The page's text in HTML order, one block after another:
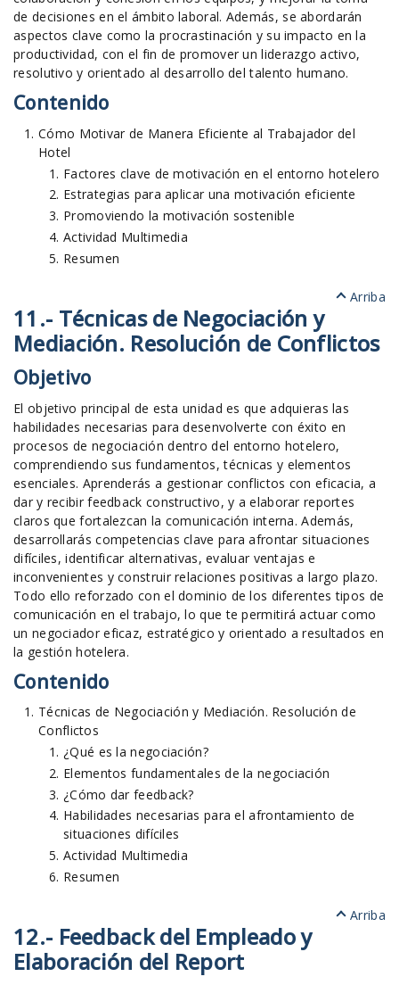
de decisiones en el ámbito laboral. Además, se abordarán
aspectos clave como la procrastinación y su impacto en la
productividad, con el fin de promover un liderazgo activo,
resolutivo y orientado al desarrollo del talento humano.
Contenido
Cómo Motivar de Manera Eficiente al Trabajador del
Hotel
Factores clave de motivación en el entorno hotelero
Estrategias para aplicar una motivación eficiente
Promoviendo la motivación sostenible
Actividad Multimedia
Resumen
Arriba
11.- Técnicas de Negociación y
Mediación. Resolución de Conflictos
Objetivo
El objetivo principal de esta unidad es que adquieras las
habilidades necesarias para desenvolverte con éxito en
procesos de negociación dentro del entorno hotelero,
comprendiendo sus fundamentos, técnicas y elementos
esenciales. Aprenderás a gestionar conflictos con eficacia, a
dar y recibir feedback constructivo, y a elaborar reportes
claros que fortalezcan la comunicación interna. Además,
desarrollarás competencias clave para afrontar situaciones
difíciles, identificar alternativas, evaluar ventajas e
inconvenientes y construir relaciones positivas a largo plazo.
Todo ello reforzado con el dominio de los diferentes tipos de
comunicación en el trabajo, lo que te permitirá actuar como
un negociador eficaz, estratégico y orientado a resultados en
la gestión hotelera.
Contenido
Técnicas de Negociación y Mediación. Resolución de
Conflictos
¿Qué es la negociación?
Elementos fundamentales de la negociación
¿Cómo dar feedback?
Habilidades necesarias para el afrontamiento de
situaciones difíciles
Actividad Multimedia
Resumen
Arriba
12.- Feedback del Empleado y
Elaboración del Report